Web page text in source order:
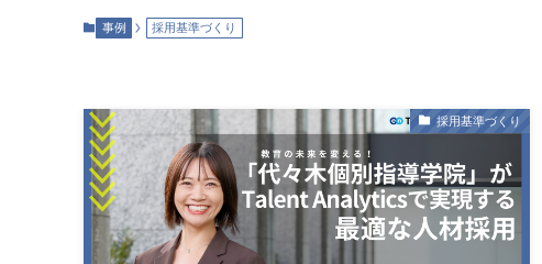
事例 採用基準づくり
採用基準づくり